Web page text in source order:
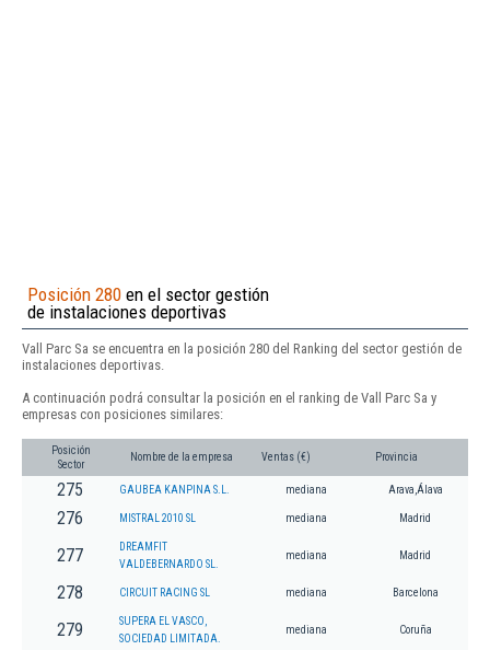
Posición 280 en el sector gestión
de instalaciones deportivas
Vall Parc Sa se encuentra en la posición 280 del Ranking del sector gestión de
instalaciones deportivas.
A continuación podrá consultar la posición en el ranking de Vall Parc Sa y
empresas con posiciones similares:
Posición
Sector
Nombre de la empresa Ventas (€) Provincia
275 GAUBEA KANPINA S.L. mediana Arava,Álava
276 MISTRAL 2010 SL mediana Madrid
277
DREAMFIT
VALDEBERNARDO SL.
mediana Madrid
278 CIRCUIT RACING SL mediana Barcelona
279
SUPERA EL VASCO,
SOCIEDAD LIMITADA.
mediana Coruña